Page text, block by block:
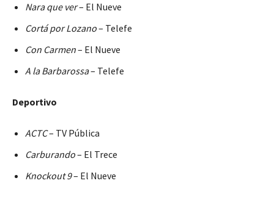
Nara que ver– El Nueve
Cortá por Lozano– Telefe
Con Carmen– El Nueve
A la Barbarossa– Telefe
Deportivo
ACTC– TV Pública
Carburando– El Trece
Knockout 9– El Nueve